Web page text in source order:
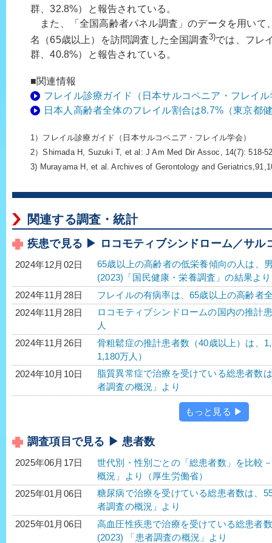
群、32.8%）と報告されている。
また、「全国高齢者パネル調査」のデータを用いて
名（65歳以上）を訪問調査した全国調査3)では、フレ
群、40.8%）と報告されている。
■関連情報
フレイル診療ガイド（日本サルコペニア・フレイ
日本人高齢者全体のフレイル割合は8.7%（東京都
1）フレイル診療ガイド（日本サルコペニア・フレイル学会）
2）Shimada H, Suzuki T, et al: J Am Med Dir Assoc, 14(7): 518-
3) Murayama H, et al. Archives of Gerontology and
関連する調査・統計
疾患で見る ▶ ロコモティブシンドローム／サル
2024年12月02日
65歳以上の高齢者の低栄養傾向の人は
(2023)「国民健康・栄養調査」の結果より
2024年11月28日
フレイルの有病率は、65歳以上の高齢者
2024年11月28日
ロコモティブシンドロームの国内の推計
人
2024年11月26日
骨粗鬆症の推計患者数（40歳以上）は、
1,180万人）
2024年10月10日
脂質異常症で治療を受けている総患者数
者調査の概況」より
もっと見る ▶
調査項目で見る ▶ 患者数
2025年06月17日
世代別・性別ごとの「総患者数」を比較
概況」より（厚生労働省）
2025年01月06日
糖尿病で治療を受けている総患者数は
者調査の概況」より
2025年01月06日
高血圧性疾患で治療を受けている総患者
(2023) 「患者調査の概況」より